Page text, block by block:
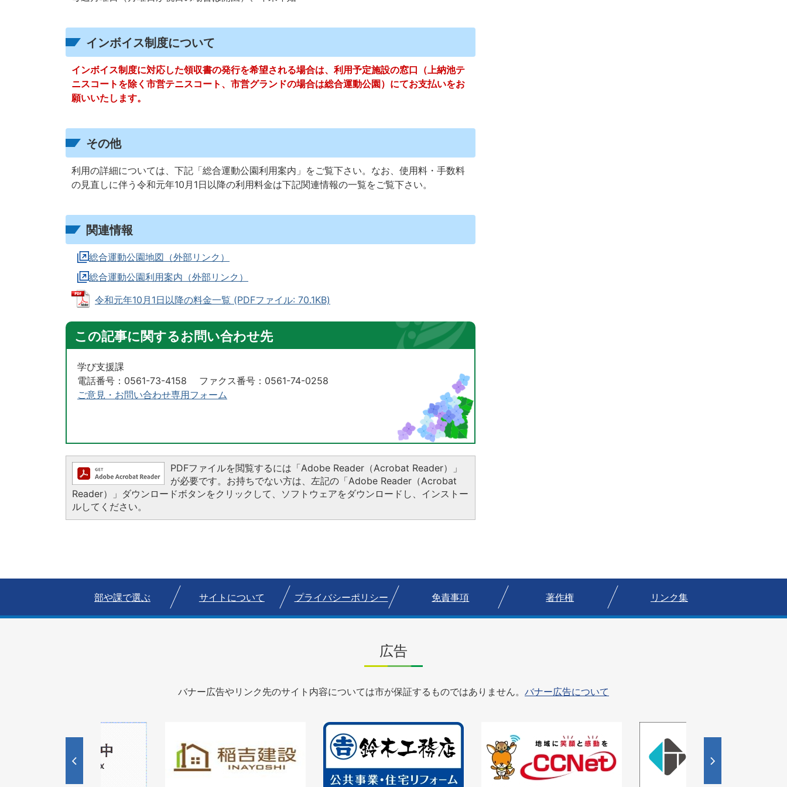
インボイス制度について
インボイス制度に対応した領収書の発行を希望される場合は、利用予定施設の窓口（上納池テ
ニスコートを除く市営テニスコート、市営グランドの場合は総合運動公園）にてお支払いをお
願いいたします。
その他
利用の詳細については、下記「総合運動公園利用案内」をご覧下さい。なお、使用料・手数料
の見直しに伴う令和元年10月1日以降の利用料金は下記関連情報の一覧をご覧下さい。
関連情報
総合運動公園地図（外部リンク）
総合運動公園利用案内（外部リンク）
令和元年10月1日以降の料金一覧 (PDFファイル: 70.1KB)
この記事に関するお問い合わせ先
学び支援課
電話番号：0561-73-4158 ファクス番号：0561-74-0258
ご意見・お問い合わせ専用フォーム
PDFファイルを閲覧するには「Adobe Reader（Acrobat Reader）」
が必要です。お持ちでない方は、左記の「Adobe Reader（Acrobat
Reader）」ダウンロードボタンをクリックして、ソフトウェアをダウンロードし、インストー
ルしてください。
部や課で選ぶ サイトについて プライバシーポリシー 免責事項 著作権 リンク集
広告
バナー広告やリンク先のサイト内容については市が保証するものではありません。 バナー広告について
の
目
の
枚
目
の
枚
目
の